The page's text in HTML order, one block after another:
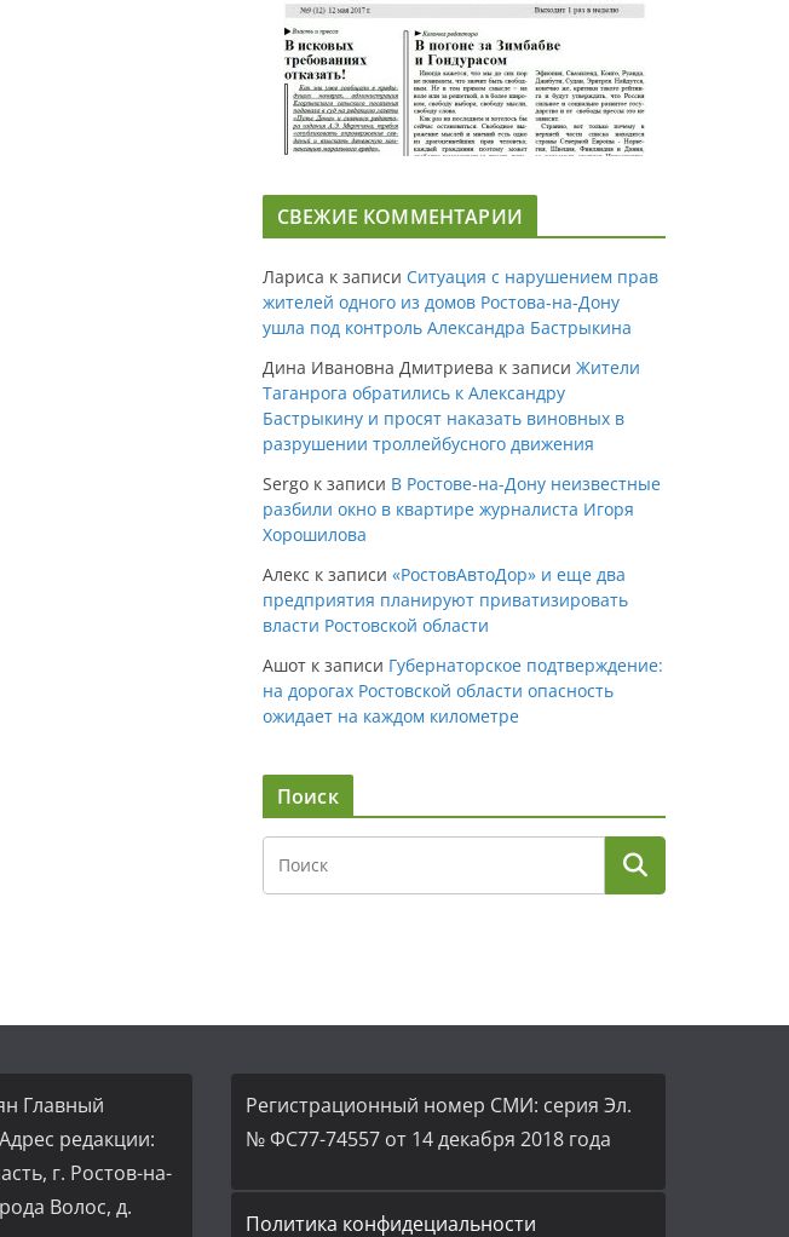
СВЕЖИЕ КОММЕНТАРИИ
Лариса к записи Ситуация с нарушением прав
жителей одного из домов Ростова-на-Дону
ушла под контроль Александра Бастрыкина
Дина Ивановна Дмитриева к записи Жители
Таганрога обратились к Александру
Бастрыкину и просят наказать виновных в
разрушении троллейбусного движения
Sergo к записи В Ростове-на-Дону неизвестные
разбили окно в квартире журналиста Игоря
Хорошилова
Алекс к записи «РостовАвтоДор» и еще два
предприятия планируют приватизировать
власти Ростовской области
Ашот к записи Губернаторское подтверждение:
на дорогах Ростовской области опасность
ожидает на каждом километре
Поиск
Главный
редакции:
г. Ростов-на-
Волос, д.
Регистрационный номер СМИ: серия Эл.
№ ФС77-74557 от 14 декабря 2018 года
Политика конфидециальности